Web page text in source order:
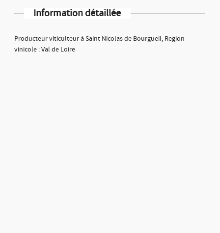
Information détaillée
Producteur viticulteur à Saint Nicolas de Bourgueil, Region
vinicole : Val de Loire